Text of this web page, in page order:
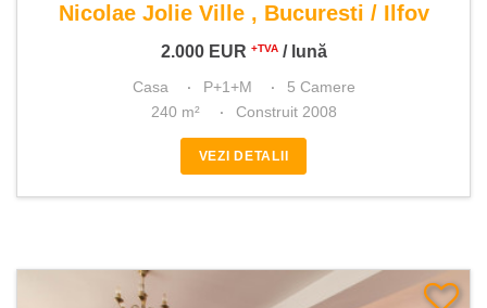
Nicolae Jolie Ville , Bucuresti / Ilfov
2.000 EUR +TVA/ lună
Casa P+1+M
5 Camere
240 m²
Construit 2008
VEZI DETALII